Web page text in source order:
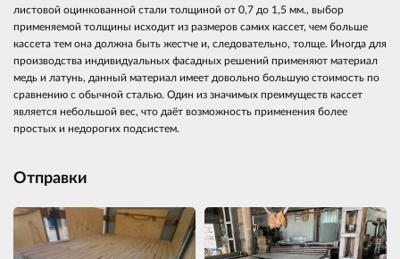
листовой оцинкованной стали толщиной от 0,7 до 1,5 мм., выбор
применяемой толщины исходит из размеров самих кассет, чем больше
кассета тем она должна быть жестче и, следовательно, толще. Иногда для
производства индивидуальных фасадных решений применяют материал
медь и латунь, данный материал имеет довольно большую стоимость по
сравнению с обычной сталью. Один из значимых преимуществ кассет
является небольшой вес, что даёт возможность применения более
простых и недорогих подсистем.
Отправки